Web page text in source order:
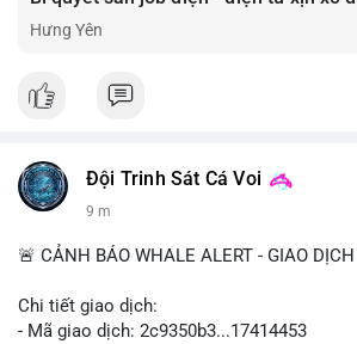
Hưng Yên
Đội Trinh Sát Cá Voi
9 m
🚨 CẢNH BÁO WHALE ALERT - GIAO
Chi tiết giao dịch:
- Mã giao dịch: 2c9350b3...17414453